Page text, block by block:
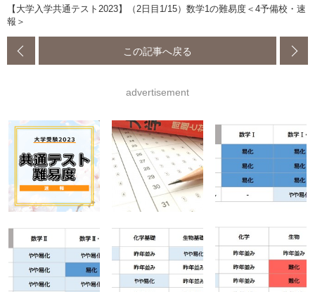
【大学入学共通テスト2023】（2日目1/15）数学1の難易度＜4予備校・速
報＞
この記事へ戻る
advertisement